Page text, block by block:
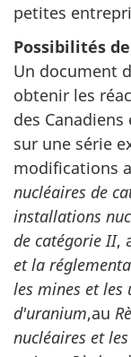
petites
Possibilités
Un document
obtenir les
des
sur une série
modifications
nucléaires de
installations
de catégorie II,
et la
les mines et les
d'uranium,au
nucléaires et